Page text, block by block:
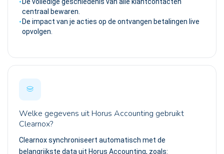
centraal bewaren.
De impact van je acties op de ontvangen betalingen live
opvolgen.
Welke gegevens uit Horus Accounting gebruikt
Clearnox?
Clearnox synchroniseert automatisch met de
belangrijkste data uit Horus Accounting, zoals: